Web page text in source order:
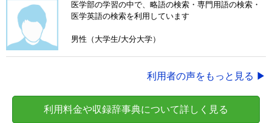
医学部の学習の中で、略語の検索・専門用語の検索・
医学英語の検索を利用しています
男性（大学生/大分大学）
利用者の声をもっと見る ▶
利用料金や収録辞事典について詳しく見る